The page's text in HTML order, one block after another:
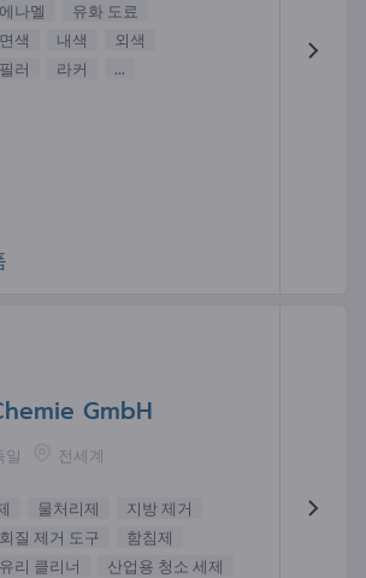
나멜
유화 도료
색 내색
외색
필러 라커 ...
GmbH
일 전세계
물처리제
지방 제거
질 제거 도구
함침제
유리 클리너
산업용 청소 세제